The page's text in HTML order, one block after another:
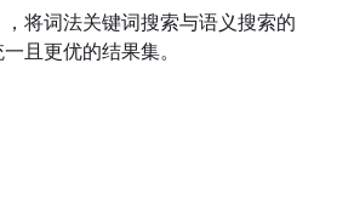
将词法关键词搜索与语义搜索的
且更优的结果集。